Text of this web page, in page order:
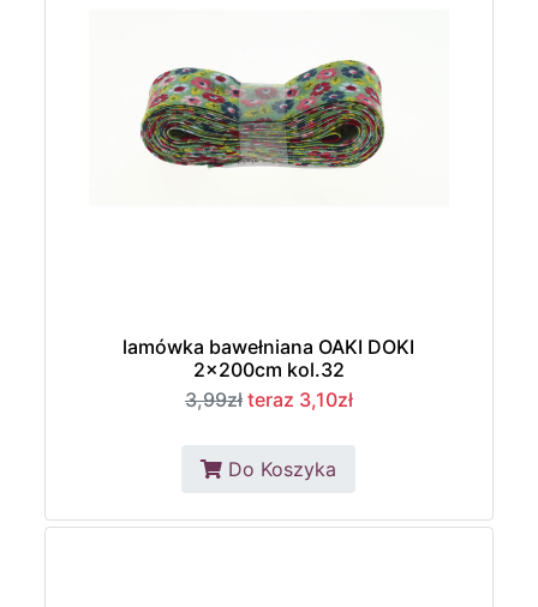
lamówka bawełniana OAKI DOKI
2x200cm kol.32
3,99zł teraz 3,10zł
Do Koszyka